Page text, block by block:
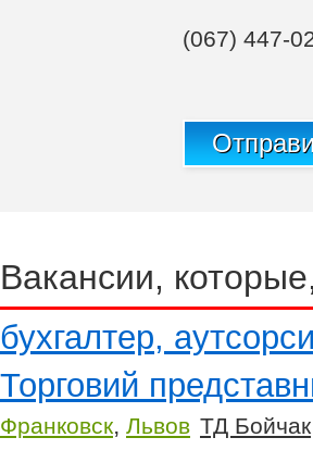
(067) 447-
Вакансии,
бухгалтер,
Торговий
Франковск, Львов ТД Бойчак